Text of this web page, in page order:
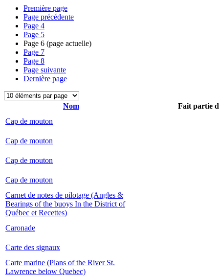
Première page
Page précédente
Page 4
Page 5
Page 6 (page actuelle)
Page 7
Page 8
Page suivante
Dernière page
Nom
Fait partie
Cap de mouton
Cap de mouton
Cap de mouton
Cap de mouton
Carnet de notes de pilotage (Angles &
Bearings of the buoys In the District of
Québec et Recettes)
Caronade
Carte des signaux
Carte marine (Plans of the River St.
Lawrence below Quebec)